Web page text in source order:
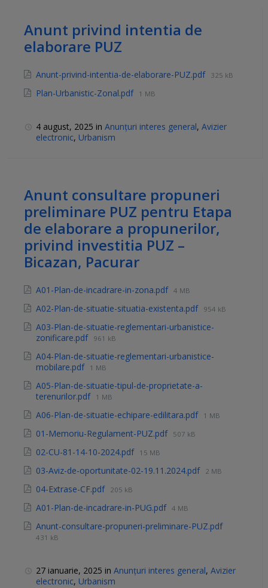
Anunt privind intentia de
elaborare PUZ
Anunt-privind-intentia-de-elaborare-PUZ.pdf 325 kB
Plan-Urbanistic-Zonal.pdf 1 MB
4 august, 2025 in Anunțuri interes general, Avizier
electronic, Urbanism
Anunt consultare propuneri
preliminare PUZ pentru Etapa
de elaborare a propunerilor,
privind investitia PUZ –
Bicazan, Pacurar
A01-Plan-de-incadrare-in-zona.pdf 4 MB
A02-Plan-de-situatie-situatia-existenta.pdf 954 kB
A03-Plan-de-situatie-reglementari-urbanistice-
zonificare.pdf 961 kB
A04-Plan-de-situatie-reglementari-urbanistice-
mobilare.pdf 1 MB
A05-Plan-de-situatie-tipul-de-proprietate-a-
terenurilor.pdf 1 MB
A06-Plan-de-situatie-echipare-edilitara.pdf 1 MB
01-Memoriu-Regulament-PUZ.pdf 507 kB
02-CU-81-14-10-2024.pdf 15 MB
03-Aviz-de-oportunitate-02-19.11.2024.pdf 2 MB
04-Extrase-CF.pdf 205 kB
A01-Plan-de-incadrare-in-PUG.pdf 4 MB
Anunt-consultare-propuneri-preliminare-PUZ.pdf
431 kB
27 ianuarie, 2025 in Anunțuri interes general, Avizier
electronic, Urbanism